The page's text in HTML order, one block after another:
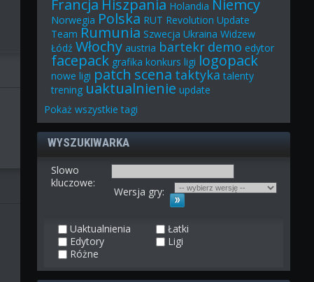
Francja Hiszpania Holandia Niemcy
Norwegia Polska RUT Revolution Update
Team Rumunia Szwecja Ukraina Widzew
Łódź Włochy austria bartekr demo edytor
facepack grafika konkurs ligi logopack
nowe ligi patch scena taktyka talenty
trening uaktualnienie update
Pokażwszystkie tagi
WYSZUKIWARKA
Slowo
kluczowe:
Wersja gry:
Uaktualnienia
Łatki
Edytory
Ligi
Różne